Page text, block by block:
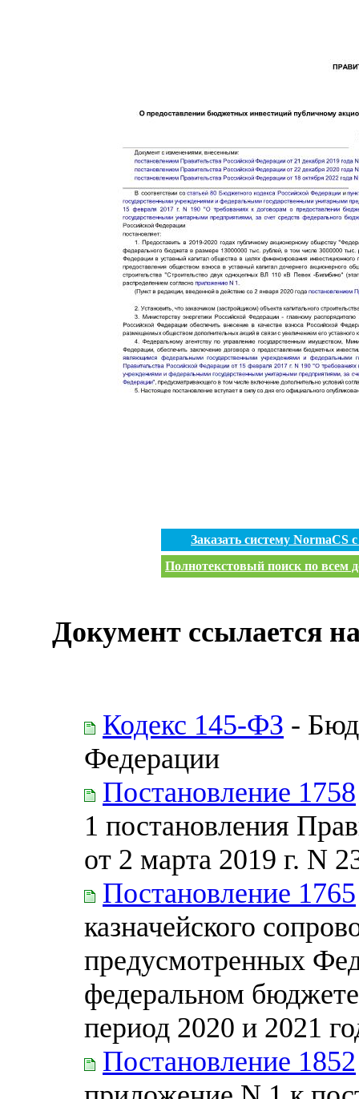
Заказать систему
Полнотекстовый поиск по всем
Документ ссылается
Кодекс 145-ФЗ -
Федерации
Постановление 1758
1 постановления
от 2 марта 2019 г. N
Постановление 1765
казначейского
предусмотренных
федеральном
период 2020 и 2021
Постановление 1852